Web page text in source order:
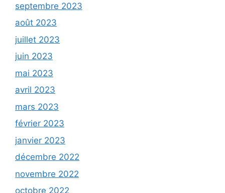
septembre 2023
août 2023
juillet 2023
juin 2023
mai 2023
avril 2023
mars 2023
février 2023
janvier 2023
décembre 2022
novembre 2022
octobre 2022